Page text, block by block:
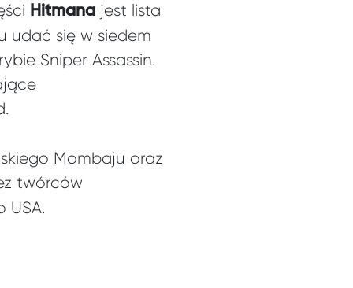
Hitmana jest lista
udać się w siedem
Sniper Assassin.
Mombaju oraz
twórców
USA.